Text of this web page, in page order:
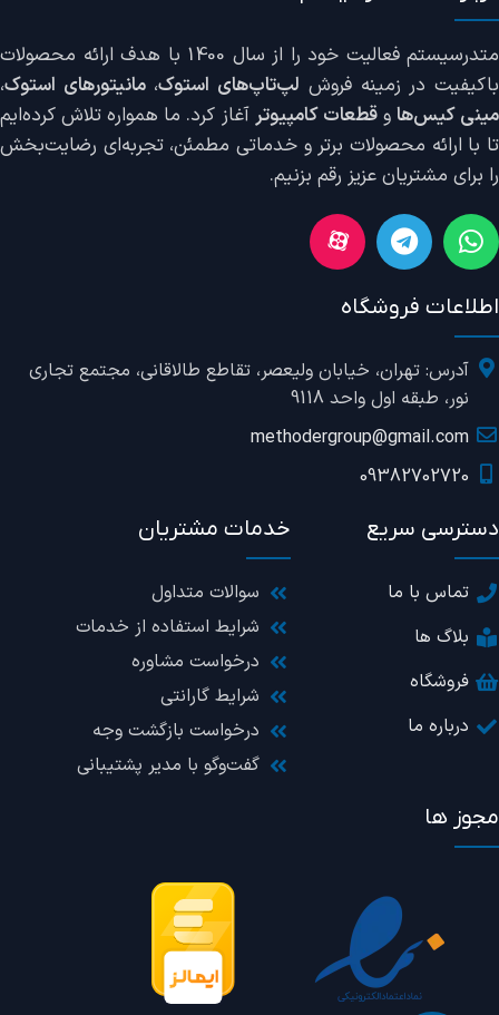
وضعیت دستگاه استوک Grade A
سایر ویژگی‌ها
پشتیبانی از قلم نوری, حسگر اثر انگشت, صفحه‌نمایش لمسی, کارت
خوان
کاربری تجاری, تریید, دانشجویی, روزمره
گارانتی 7 روز مهلت تست
برند Surface
مدل پردازنده ۶۳۰۰U
رزولوشن تصویر
نوع حافظه رم
پورت‌ها
نوع پنل
SSD M.2
وزن
متدرسیستم فعالیت خود را از سال 1400 با هدف ارائه محصولات
باکیفیت در زمینه فروش لپ‌تاپ‌های استوک،مانیتورهای استوک،
مینی کیس‌هاوقطعات کامپیوترآغاز کرد. ما همواره تلاش کرده‌ایم
تا با ارائه محصولات برتر و خدماتی مطمئن، تجربه‌ای رضایت‌بخش
را برای مشتریان عزیز رقم بزنیم.
اطلاعات فروشگاه
آدرس: تهران، خیابان ولیعصر، تقاطع طالاقانی، مجتمع تجاری
نور، طبقه اول واحد 9118
methodergroup@gmail.com
09382702720
دسترسی سریع
تماس با ما
بلاگ ها
فروشگاه
درباره ما
خدمات مشتریان
سوالات متداول
شرایط استفاده از خدمات
درخواست مشاوره
شرایط گارانتی
درخواست بازگشت وجه
گفت‌وگو با مدیر پشتیبانی
مجوز ها